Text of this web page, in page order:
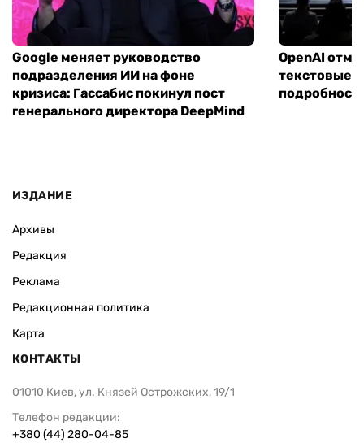
Google меняет руководство
подразделения ИИ на фоне
кризиса: Гассабис покинул пост
генерального директора DeepMind
OpenAI
текстовые
ИЗДАНИЕ
Архивы
Редакция
Реклама
Редакционная политика
Карта
КОНТАКТЫ
01010 Киев, ул. Князей Острожских, 19/1
Телефон редакции:
+380 (44) 280-04-85